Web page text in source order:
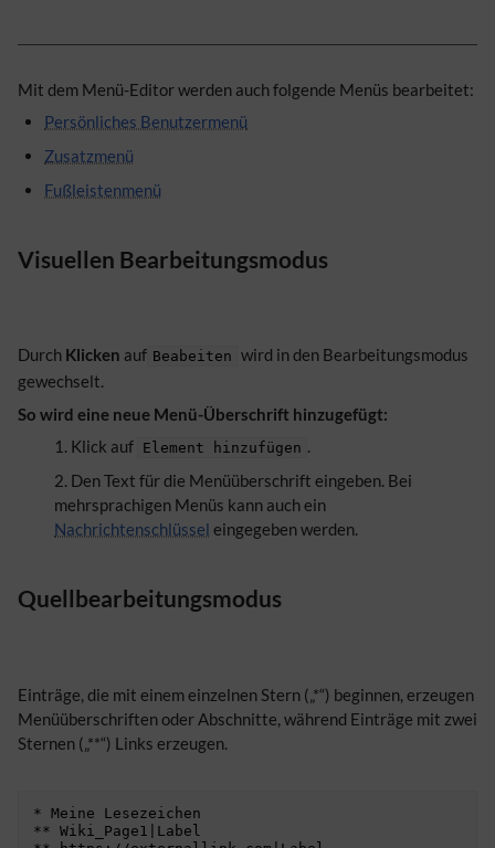
Mit dem Menü-Editor werden auch folgende Menüs bearbeitet:
Persönliches Benutzermenü
Zusatzmenü
Fußleistenmenü
Visuellen Bearbeitungsmodus
Durch Klicken auf Beabeiten wird in den Bearbeitungsmodus
gewechselt.
So wird eine neue Menü-Überschrift hinzugefügt:
Klick auf Element hinzufügen .
Den Text für die Menüüberschrift eingeben. Bei
mehrsprachigen Menüs kann auch ein
Nachrichtenschlüssel eingegeben werden.
Quellbearbeitungsmodus
Einträge, die mit einem einzelnen Stern („*“) beginnen, erzeugen
Menüüberschriften oder Abschnitte, während Einträge mit zwei
Sternen („**“) Links erzeugen.
* Meine Lesezeichen
** Wiki_Page1|Label